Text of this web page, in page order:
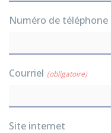
Numéro de téléphone
Courriel (obligatoire)
Site internet